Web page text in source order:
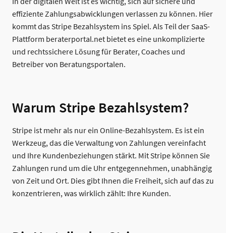
effiziente Zahlungsabwicklungen verlassen zu können. Hier
kommt das Stripe Bezahlsystem ins Spiel. Als Teil der SaaS-
Plattform beraterportal.net bietet es eine unkomplizierte
und rechtssichere Lösung für Berater, Coaches und
Betreiber von Beratungsportalen.
Warum Stripe Bezahlsystem?
Stripe ist mehr als nur ein Online-Bezahlsystem. Es ist ein
Werkzeug, das die Verwaltung von Zahlungen vereinfacht
und Ihre Kundenbeziehungen stärkt. Mit Stripe können Sie
Zahlungen rund um die Uhr entgegennehmen, unabhängig
von Zeit und Ort. Dies gibt Ihnen die Freiheit, sich auf das zu
konzentrieren, was wirklich zählt: Ihre Kunden.